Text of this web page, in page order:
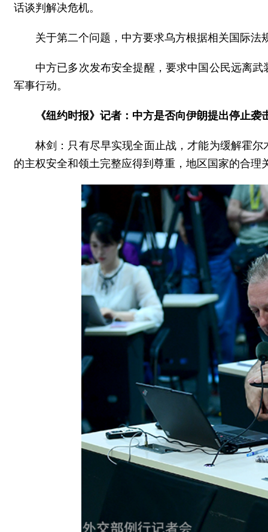
话谈判解决危机。
关于第二个问题，中方要求乌方根据相关国际
中方已多次发布安全提醒，要求中国公民远离
军事行动。
《纽约时报》记者：中方是否向伊朗提出停止
林剑：只有尽早实现全面止战，才能为缓解霍
的主权安全和领土完整应得到尊重，地区国家的合